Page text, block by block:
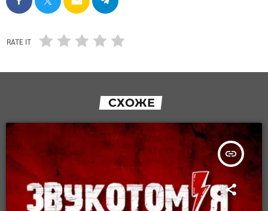
RATE IT
СХОЖЕ
insert_link